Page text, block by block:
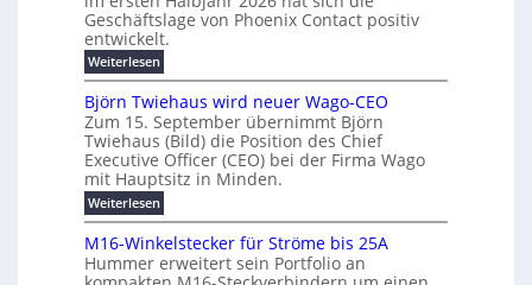
h
t
m
e
h
r
T
e
m
p
o
u
n
ü
r
m
o
d
e
r
n
e
E
e
r
S
i
c
h
e
r
u
n
g
s
l
a
s
g
u
n
g
b
e
m
2
0
2
6
E
h
d
u
r
c
f
ü
h
r
u
n
g
e
n
f
ü
Geschäftslage von Phoenix Contact positiv
entwickelt.
Weiterlesen:
U
m
s
a
z
w
a
c
h
s
t
u
Björn Twiehaus wird neuer Wago-CEO
Zum 15. September übernimmt Björn
Twiehaus (Bild) die Position des Chief
Executive Officer (CEO) bei der Firma Wago
mit Hauptsitz in Minden.
Weiterlesen:
B
ö
r
M16-Winkelstecker für Ströme bis 25A
Hummer erweitert sein Portfolio an